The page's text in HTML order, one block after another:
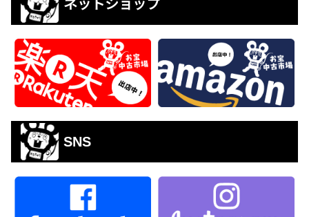
ネットショップ
SNS